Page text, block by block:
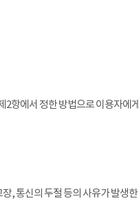
항에서 정한 방법으로 이용자에
, 통신의 두절 등의 사유가 발생